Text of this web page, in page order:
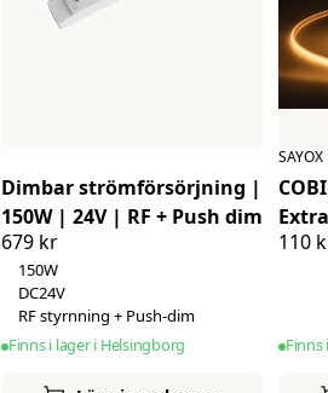
Dimbar strömförsörjning |
150W | 24V | RF + Push dim
679 kr
150W
DC24V
RF styrnning + Push-dim
Finns i lager i Helsingborg
SAYOX
110
Finns